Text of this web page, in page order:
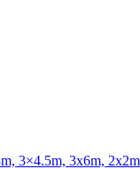
3×4.5m, 3x6m, 2x2m